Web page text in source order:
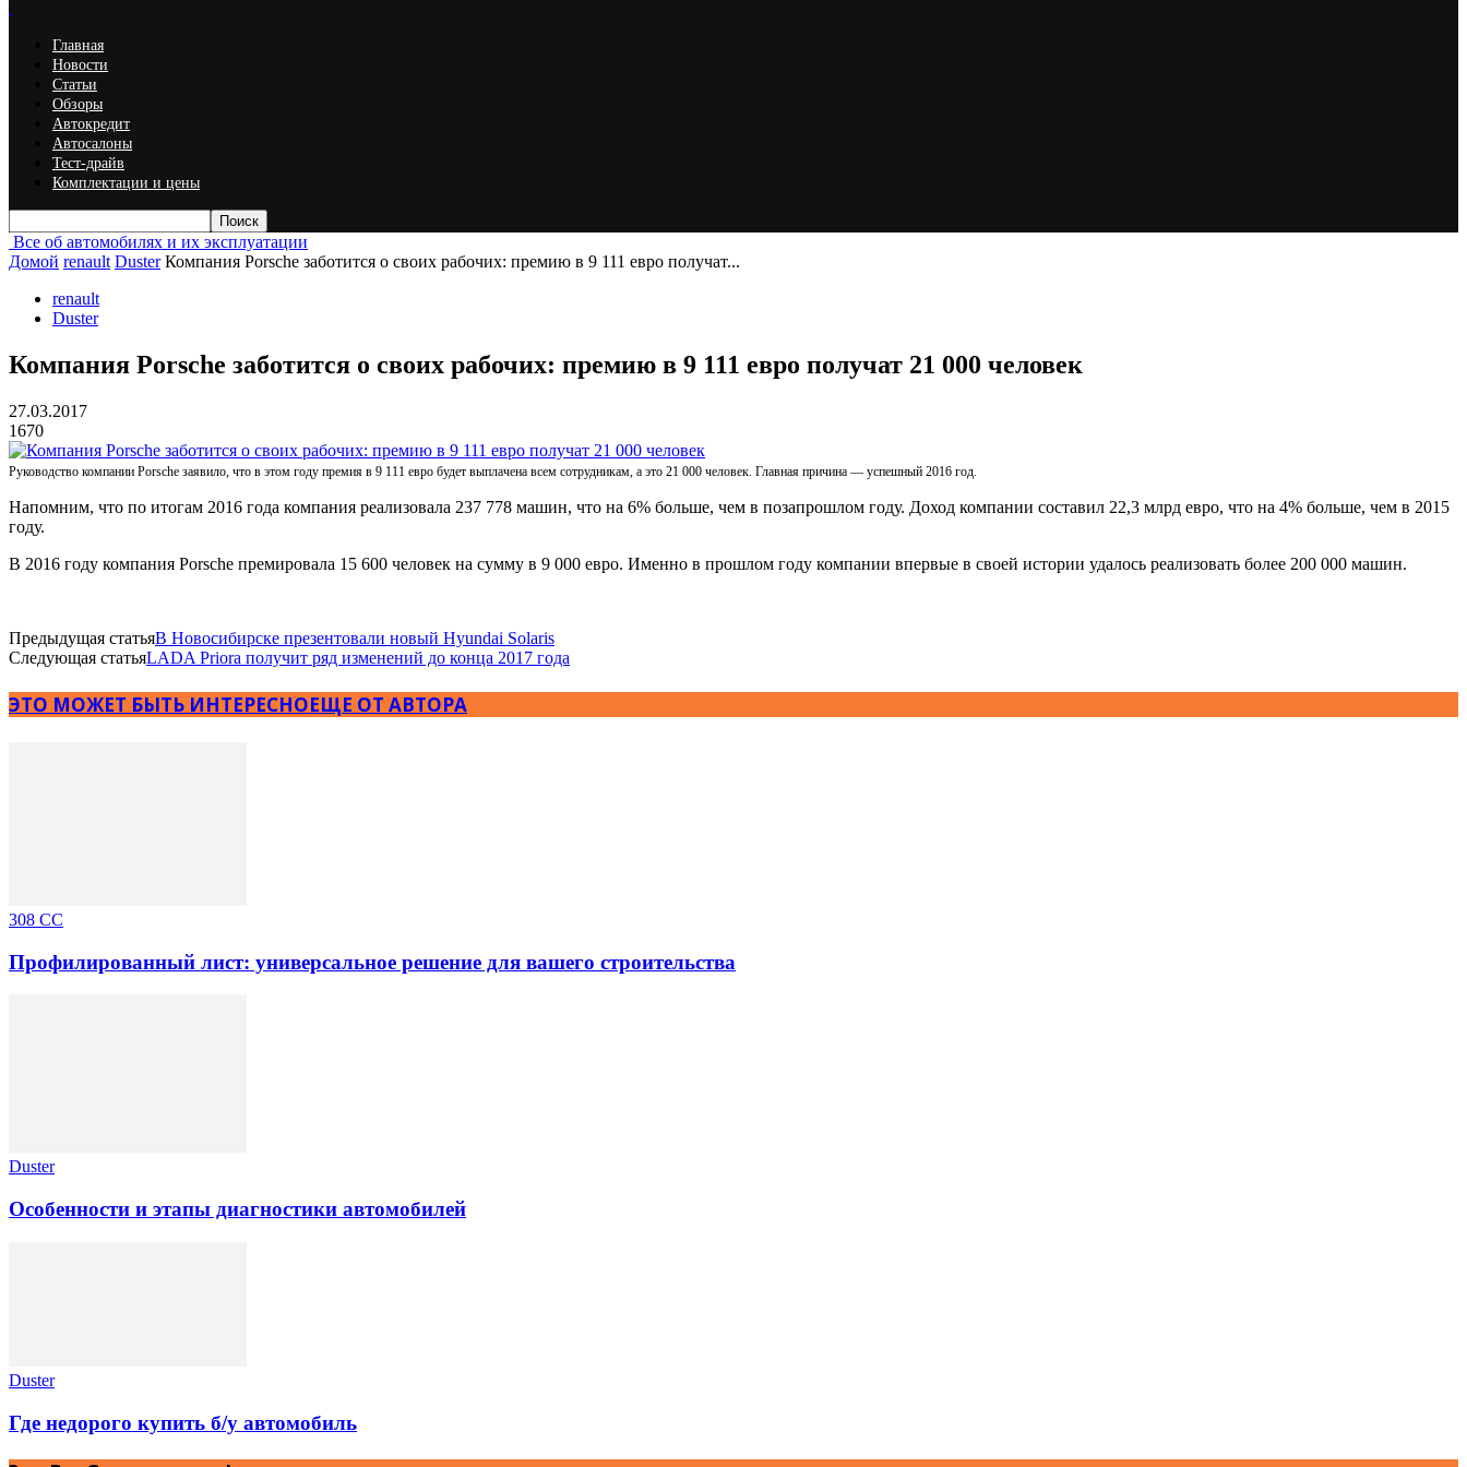
Главная
Новости
Статьи
Обзоры
Автокредит
Автосалоны
Тест-драйв
Комплектации и цены
Все об автомобилях и их эксплуатации
Домой renault Duster Компания Porsche заботится о своих рабочих: премию в 9 111 евро получат...
renault
Duster
Компания Porsche заботится о своих рабочих: премию в 9 111 евро получат 21 000 человек
27.03.2017
1670
Руководство компании Porsche заявило, что в этом году премия в 9 111 евро будет выплачена всем сотрудникам, а это 21 000 человек. Главная причина — успешный 2016 год.
Напомним, что по итогам 2016 года компания реализовала 237 778 машин, что на 6% больше, чем в позапрошлом году. Доход компании составил 22,3 млрд евро, что на 4% больше, чем в 2015
году.
В 2016 году компания Porsche премировала 15 600 человек на сумму в 9 000 евро. Именно в прошлом году компании впервые в своей истории удалось реализовать более 200 000 машин.
Предыдущая статьяВ Новосибирске презентовали новый Hyundai Solaris
Следующая статьяLADA Priora получит ряд изменений до конца 2017 года
ЭТО МОЖЕТ БЫТЬ ИНТЕРЕСНОЕЩЕ ОТ АВТОРА
308 CC
Профилированный лист: универсальное решение для вашего строительства
Duster
Особенности и этапы диагностики автомобилей
Duster
Где недорого купить б/у автомобиль